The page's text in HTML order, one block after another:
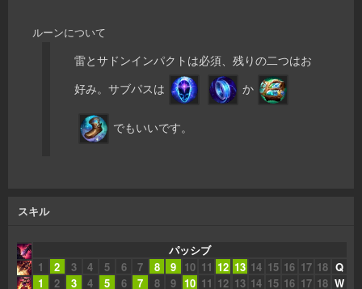
ルーンについて
雷とサドンインパクトは必須、残りの二つはお
好み。サブパスは
か
でもいいです。
スキル
パッシブ
1
2 3 4 5 6 7 8 9 10 11 12 13 14 15 16 17 18 Q
1
2 3 4 5 6 7 8 9 10 11 12 13 14 15 16 17 18 W